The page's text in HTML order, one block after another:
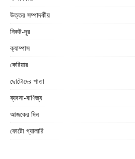
উত্তর সম্পাদকীয়
নিকট-দূর
ক্যাম্পাস
কেরিয়ার
ছোটোদের পাতা
ব্যবসা-বাণিজ্য
আজকের দিন
ফোটো গ্যালারি